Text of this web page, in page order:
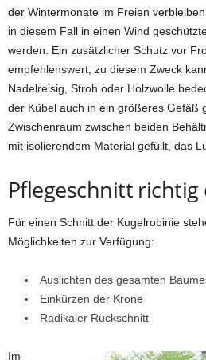
der Wintermonate im Freien
in diesem Fall in einen Wind
werden. Ein zusätzlicher Schutz vor
empfehlenswert; zu diesem Zweck
Nadelreisig, Stroh oder Holzwolle
der Kübel auch in ein größeres Gefäß
Zwischenraum zwischen beiden
mit isolierendem Material gefüllt, das
Pflegeschnitt
Für einen Schnitt der Kugelrobinie
Möglichkeiten zur Verfügung:
Auslichten des gesamten
Einkürzen der Krone
Radikaler Rückschnitt
Im